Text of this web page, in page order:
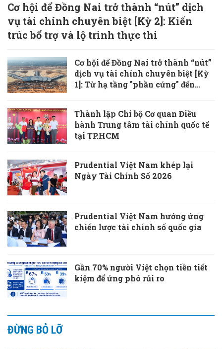
Cơ hội để Đồng Nai trở thành “nút” dịch
vụ tài chính chuyên biệt [Kỳ 2]: Kiến
trúc bổ trợ và lộ trình thực thi
Cơ hội để Đồng Nai trở thành “nút”
dịch vụ tài chính chuyên biệt [Kỳ
1]: Từ hạ tầng "phần cứng" đến
Thành lập Chi bộ Cơ quan Điều
hành Trung tâm tài chính quốc tế
tại TP.HCM
Prudential Việt Nam khép lại
Ngày Tài Chính Số 2026
Prudential Việt Nam hưởng ứng
chiến lược tài chính số quốc gia
Gần 70% người Việt chọn tiền tiết
kiệm để ứng phó rủi ro
ĐỪNG BỎ LỠ